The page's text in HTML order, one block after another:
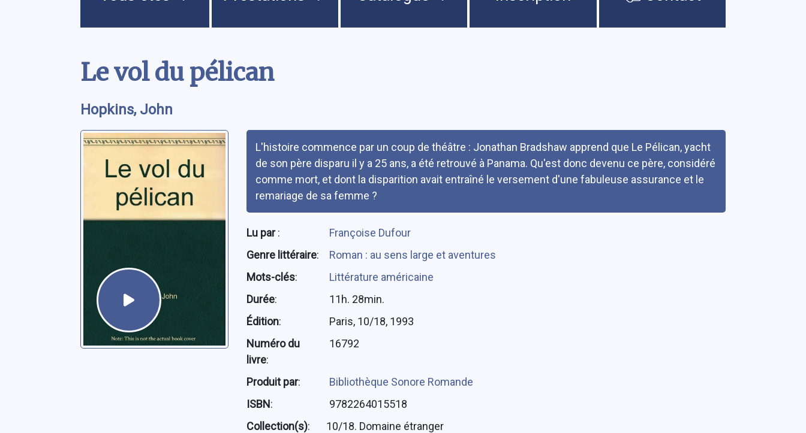
Le vol du pélican
Hopkins, John
L'histoire commence par un coup de théâtre : Jonathan Bradshaw apprend que Le Pélican, yacht
de son père disparu il y a 25 ans, a été retrouvé à Panama. Qu'est donc devenu ce père, considéré
comme mort, et dont la disparition avait entraîné le versement d'une fabuleuse assurance et le
remariage de sa femme ?
Lu par:
Françoise Dufour
Genre littéraire:
Roman : au sens large et aventures
Mots-clés:
Littérature américaine
Durée:
11h. 28min.
Édition:
Paris, 10/18, 1993
Numéro du
livre:
16792
Produit par:
Bibliothèque Sonore Romande
ISBN:
9782264015518
Collection(s): 10/18. Domaine étranger